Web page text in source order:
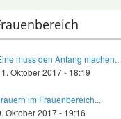
muss den Anfang machen...
Oktober 2017 - 18:19
im Frauenbereich...
Oktober 2017 - 19:16